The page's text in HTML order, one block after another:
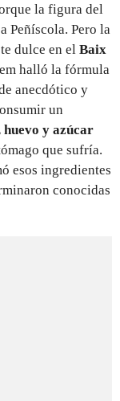
la figura del
Peñíscola. Pero la
dulce en el Baix
halló la fórmula
anecdótico y
un
y azúcar
que sufría.
esos ingredientes
conocidas